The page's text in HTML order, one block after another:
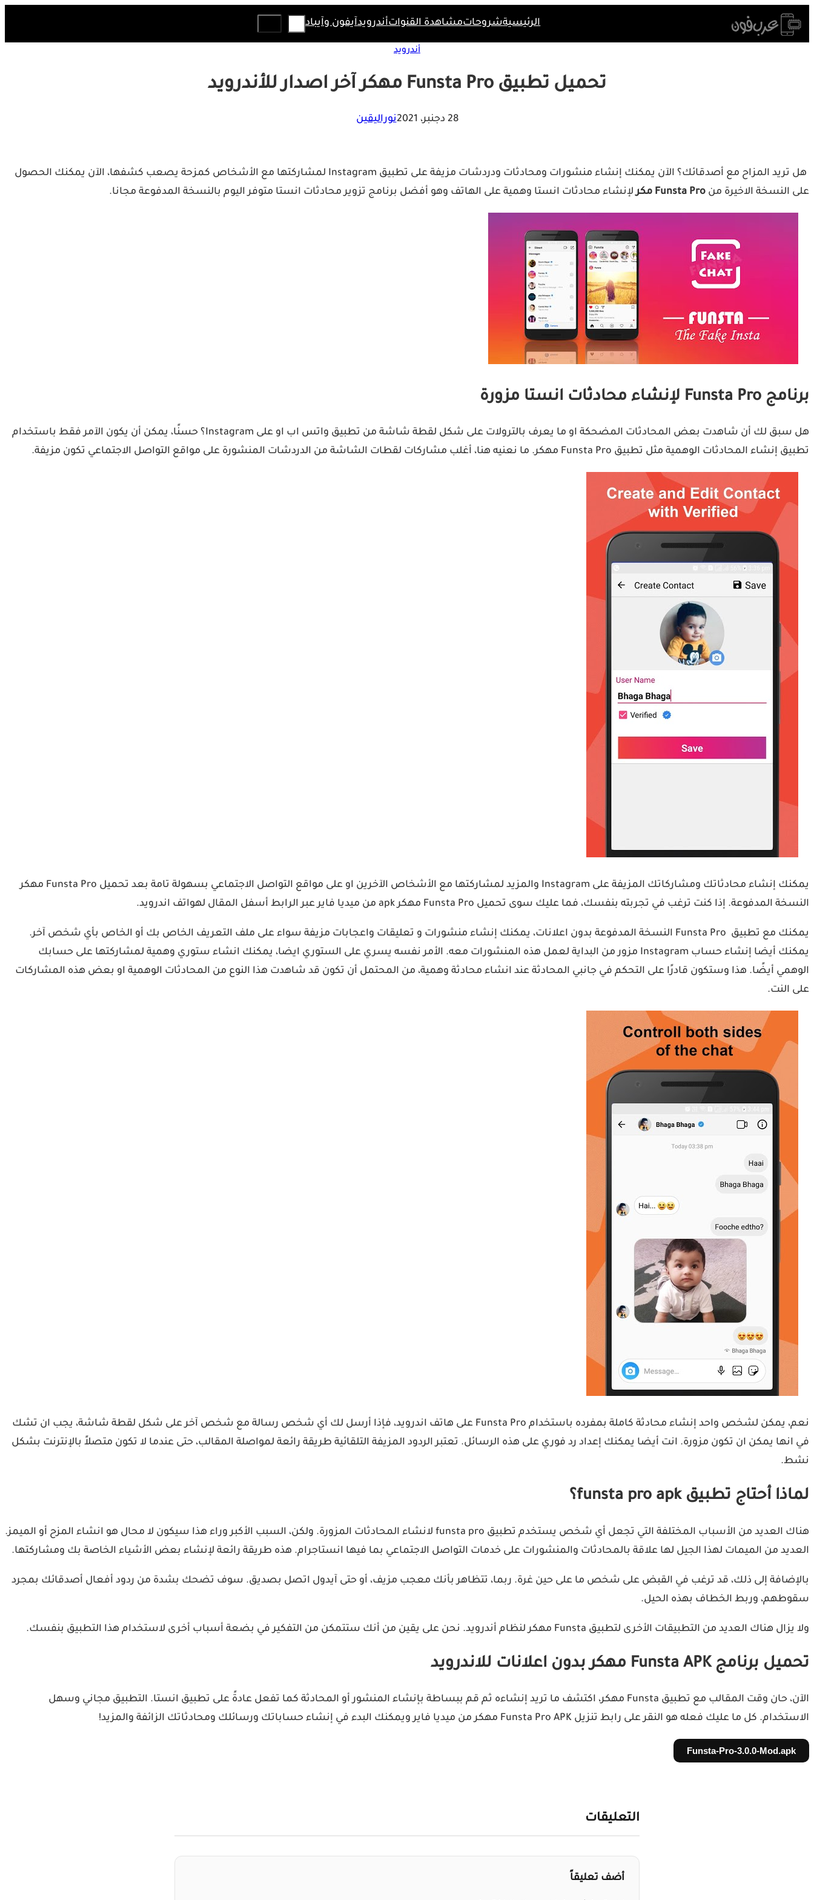
Skip
to
الرئيسيةشروحاتمشاهدة القنواتأندرويدآيفون وآيباد
أندرويد
تحميل تطبيق Funsta Pro مهكر آخر اصدار للأندرويد
28 دجنبر، 2021 نوراليقين
هل تريد المزاح مع أصدقائك؟ الآن يمكنك إنشاء منشورات ومحادثات ودردشات مزيفة على تطبيق Instagram لمشاركتها مع الأشخاص كمزحة يصعب كشفها، الآن يمكنك الحصول
على النسخة الاخيرة من
لإنشاء محادثات انستا وهمية على الهاتف وهو أفضل برنامج تزوير محادثات انستا متوفر اليوم بالنسخة المدفوعة مجانا.
برنامج Funsta Pro لإنشاء محادثات انستا مزورة
هل سبق لك أن شاهدت بعض المحادثات المضحكة او ما يعرف بالترولات على شكل لقطة شاشة من تطبيق واتس اب او على Instagram؟ حسنًا، يمكن أن يكون الآمر فقط باستخدام
تطبيق إنشاء المحادثات الوهمية مثل تطبيق Funsta Pro مهكر. ما نعنيه هنا، أغلب مشاركات لقطات الشاشة من الدردشات المنشورة على مواقع التواصل الاجتماعي تكون مزيفة.
يمكنك إنشاء محادثاتك ومشاركاتك المزيفة على Instagram والمزيد لمشاركتها مع الأشخاص الآخرين او على مواقع التواصل الاجتماعي بسهولة تامة بعد تحميل Funsta Pro مهكر
النسخة المدفوعة. إذا كنت ترغب في تجربته بنفسك، فما عليك سوى تحميل Funsta Pro مهكر apk من ميديا فاير عبر الرابط أسفل المقال لهواتف اندرويد.
يمكنك مع تطبيق Funsta Pro النسخة المدفوعة بدون اعلانات، يمكنك إنشاء منشورات و تعليقات واعجابات مزيفة سواء على ملف التعريف الخاص بك أو الخاص بأي شخص آخر.
يمكنك أيضا إنشاء حساب Instagram مزور من البداية لعمل هذه المنشورات معه. الأمر نفسه يسري على الستوري ايضا، يمكنك انشاء ستوري وهمية لمشاركتها على حسابك
الوهمي أيضًا. هذا وستكون قادرًا على التحكم في جانبي المحادثة عند انشاء محادثة وهمية، من المحتمل أن تكون قد شاهدت هذا النوع من المحادثات الوهمية او بعض هذه المشاركات
على النت.
نعم، يمكن لشخص واحد إنشاء محادثة كاملة بمفرده باستخدام Funsta Pro على هاتف اندرويد، فإذا أرسل لك أي شخص رسالة مع شخص آخر على شكل لقطة شاشة، يجب ان تشك
في انها يمكن ان تكون مزورة. انت أيضا يمكنك إعداد رد فوري على هذه الرسائل. تعتبر الردود المزيفة التلقائية طريقة رائعة لمواصلة المقالب، حتى عندما لا تكون متصلاً بالإنترنت بشكل
نشط.
لماذا أحتاج تطبيق funsta pro apk؟
هناك العديد من الأسباب المختلفة التي تجعل أي شخص يستخدم تطبيق funsta pro لانشاء المحادثات المزورة. ولكن، السبب الأكبر وراء هذا سيكون لا محال هو انشاء المزح أو الميمز.
العديد من الميمات لهذا الجيل لها علاقة بالمحادثات والمنشورات على خدمات التواصل الاجتماعي بما فيها انستاجرام. هذه طريقة رائعة لإنشاء بعض الأشياء الخاصة بك ومشاركتها.
بالإضافة إلى ذلك، قد ترغب في القبض على شخص ما على حين غرة. ربما، تتظاهر بأنك معجب مزيف، أو حتى آيدول اتصل بصديق. سوف تضحك بشدة من ردود أفعال أصدقائك بمجرد
سقوطهم، وربط الخطاف بهذه الحيل.
ولا يزال هناك العديد من التطبيقات الأخرى لتطبيق Funsta مهكر لنظام أندرويد. نحن على يقين من أنك ستتمكن من التفكير في بضعة أسباب أخرى لاستخدام هذا التطبيق بنفسك.
تحميل برنامج Funsta APK مهكر بدون اعلانات للاندرويد
الآن، حان وقت المقالب مع تطبيق Funsta مهكر، اكتشف ما تريد إنشاءه ثم قم ببساطة بإنشاء المنشور أو المحادثة كما تفعل عادةً على تطبيق انستا. التطبيق مجاني وسهل
الاستخدام. كل ما عليك فعله هو النقر على رابط تنزيل Funsta Pro APK مهكر من ميديا فاير ويمكنك البدء في إنشاء حساباتك ورسائلك ومحادثاتك الزائفة والمزيد!
Funsta-Pro-3.0.0-Mod.apk
التعليقات
أضف تعليقاً